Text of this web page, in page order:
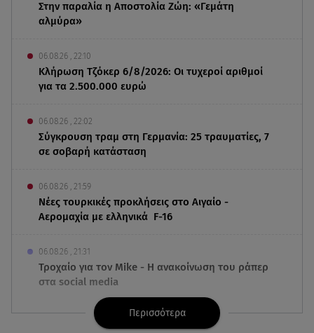
Στην παραλία η Αποστολία Ζώη: «Γεμάτη
αλμύρα»
06.08.26 , 22:10
Κλήρωση Τζόκερ 6/8/2026: Οι τυχεροί αριθμοί
για τα 2.500.000 ευρώ
06.08.26 , 22:02
Σύγκρουση τραμ στη Γερμανία: 25 τραυματίες, 7
σε σοβαρή κατάσταση
06.08.26 , 21:59
Νέες τουρκικές προκλήσεις στο Αιγαίο -
Αερομαχία με ελληνικά F-16
06.08.26 , 21:31
Τροχαίο για τον Mike - Η ανακοίνωση του ράπερ
στα social media
06.08.26 , 21:22 Περισσότερα